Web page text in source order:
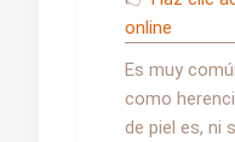
online
Es muy
como
de piel es, ni